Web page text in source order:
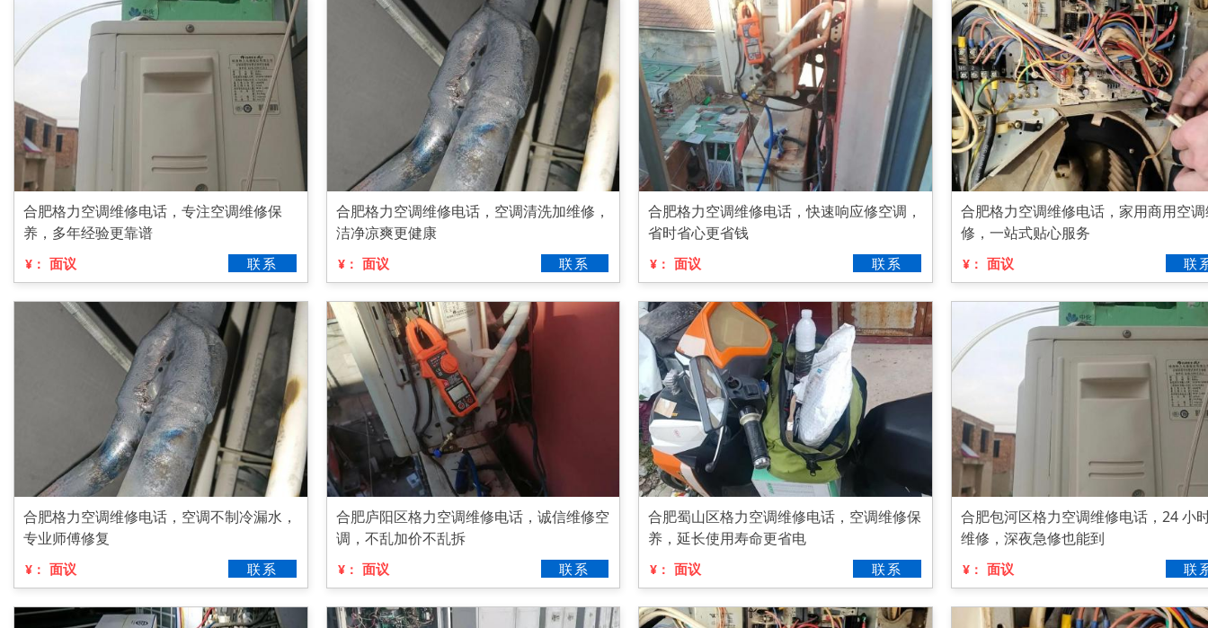
合肥格力空调维修电话，专注空调维修保
养，多年经验更靠谱
¥： 面议 联系
合肥格力空调维修电话，空调清洗加维修，
洁净凉爽更健康
¥： 面议 联系
合肥格力空调维修电话，快速响应修空调，
省时省心更省钱
¥： 面议 联系
合肥格力空调维修电话，家用商用空
修，一站式贴心服务
¥： 面议 联
合肥格力空调维修电话，空调不制冷漏水，
专业师傅修复
¥： 面议 联系
合肥庐阳区格力空调维修电话，诚信维修空
调，不乱加价不乱拆
¥： 面议 联系
合肥蜀山区格力空调维修电话，空调维修保
养，延长使用寿命更省电
¥： 面议 联系
合肥包河区格力空调维修电话，24 小
维修，深夜急修也能到
¥： 面议 联